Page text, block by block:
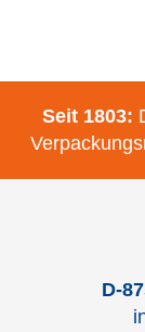
Seit 1803:
D-